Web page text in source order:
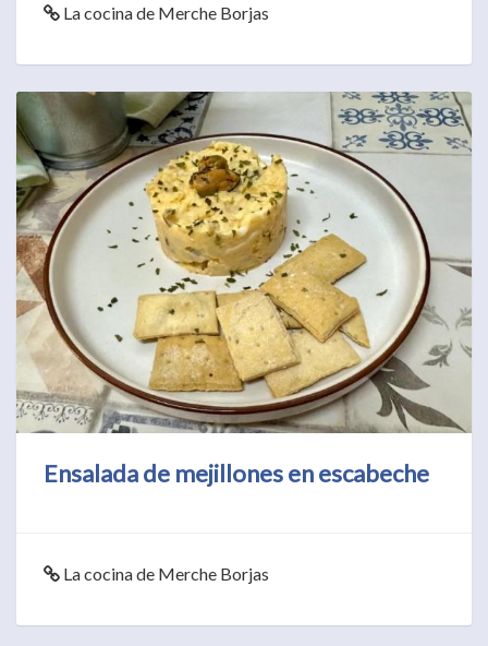
La cocina de Merche Borjas
Ensalada de mejillones en escabeche
La cocina de Merche Borjas